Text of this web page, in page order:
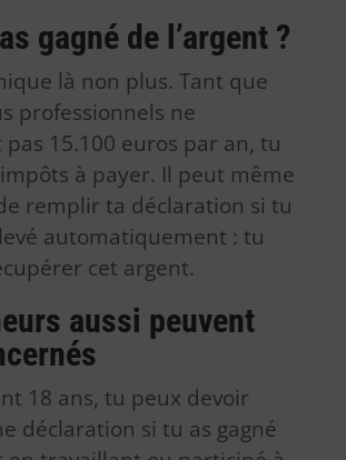
gagné de l’argent ?
là non plus. Tant que
professionnels ne
pas 15.100 euros par an, tu
à payer. Il peut même
remplir ta déclaration si tu
automatiquement : tu
cet argent.
aussi peuvent
18 ans, tu peux devoir
déclaration si tu as gagné